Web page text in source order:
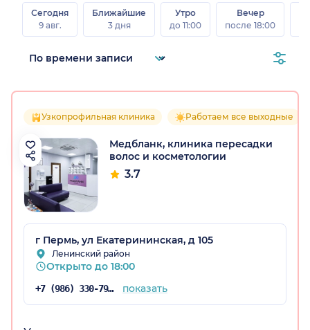
Сегодня
9 авг.
Ближайшие
3 дня
Утро
до 11:00
Вечер
после 18:00
Узкопрофильная клиника Работаем все выходные
Медбланк, клиника пересадки
волос и косметологии
3.7
г Пермь, ул Екатерининская, д 105
Ленинский район
Открыто до 18:00
+7 (986) 330-79-15 показать